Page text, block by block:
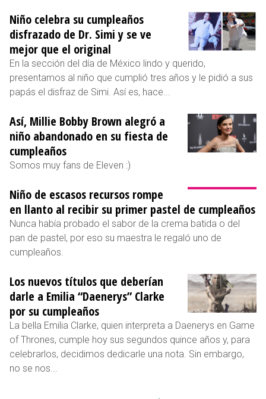
Niño celebra su cumpleaños
disfrazado de Dr. Simi y se ve
mejor que el original
En la sección del día de México lindo y querido,
presentamos al niño que cumplió tres años y le pidió a sus
papás el disfraz de Simi. Así es, hace...
Así, Millie Bobby Brown alegró a
niño abandonado en su fiesta de
cumpleaños
Somos muy fans de Eleven :)
Niño de escasos recursos rompe
en llanto al recibir su primer pastel de cumpleaños
Nunca había probado el sabor de la crema batida o del
pan de pastel, por eso su maestra le regaló uno de
cumpleaños.
Los nuevos títulos que deberían
darle a Emilia “Daenerys” Clarke
por su cumpleaños
La bella Emilia Clarke, quien interpreta a Daenerys en Game
of Thrones, cumple hoy sus segundos quince años y, para
celebrarlos, decidimos dedicarle una nota. Sin embargo,
no se nos...